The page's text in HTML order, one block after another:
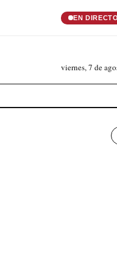
EN DIRECTO
viernes, 7 de